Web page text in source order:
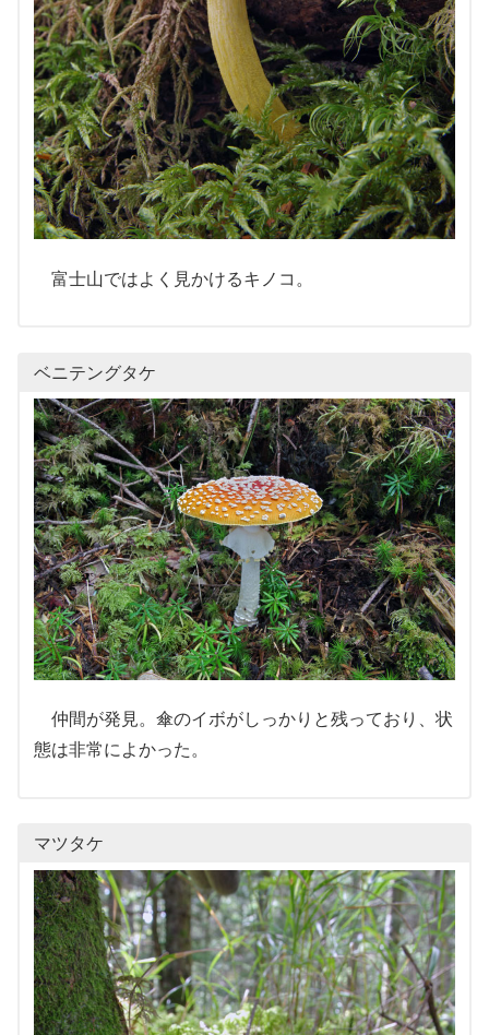
富士山ではよく見かけるキノコ。
ベニテングタケ
仲間が発見。傘のイボがしっかりと残っており、状
態は非常によかった。
マツタケ